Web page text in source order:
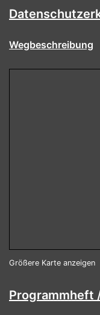
Wegbeschreibung
Größere Karte anzeigen
Programmheft